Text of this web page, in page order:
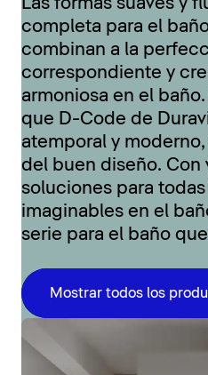
Las formas suaves y
completa para el
combinan a la
correspondiente y
armoniosa en el
que D-Code de
atemporal y
del buen diseño. Con
soluciones para
imaginables en el
serie para el baño
Mostrar todos los